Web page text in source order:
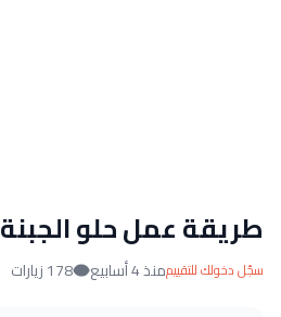
طريقة عمل حلو الجبنة
سجّل دخولك للتقييممنذ 4 أسابيع 178 زيارات